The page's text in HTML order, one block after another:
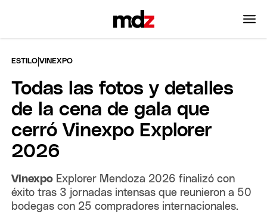
ESTILO |VINEXPO
Todas las fotos y detalles
de la cena de gala que
cerró Vinexpo Explorer
2026
Vinexpo Explorer Mendoza 2026 finalizó con
éxito tras 3 jornadas intensas que reunieron a 50
bodegas con 25 compradores internacionales.